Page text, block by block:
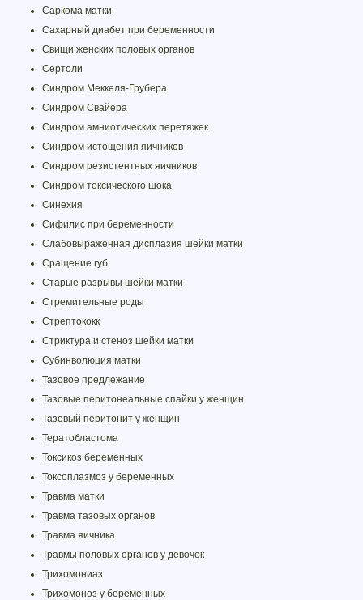
Саркома матки
Сахарный диабет при беременности
Свищи женских половых органов
Сертоли
Синдром Меккеля-Грубера
Синдром Свайера
Синдром амниотических перетяжек
Синдром истощения яичников
Синдром резистентных яичников
Синдром токсического шока
Синехия
Сифилис при беременности
Слабовыраженная дисплазия шейки матки
Сращение губ
Старые разрывы шейки матки
Стремительные роды
Стрептококк
Стриктура и стеноз шейки матки
Субинволюция матки
Тазовое предлежание
Тазовые перитонеальные спайки у женщин
Тазовый перитонит у женщин
Тератобластома
Токсикоз беременных
Токсоплазмоз у беременных
Травма матки
Травма тазовых органов
Травма яичника
Травмы половых органов у девочек
Трихомониаз
Трихомоноз у беременных